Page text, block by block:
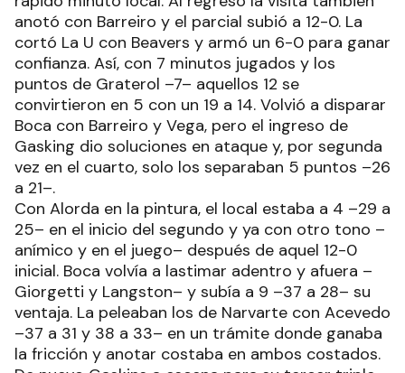
anotó con Barreiro y el parcial subió a 12-0. La
cortó La U con Beavers y armó un 6-0 para ganar
confianza. Así, con 7 minutos jugados y los
puntos de Graterol –7– aquellos 12 se
convirtieron en 5 con un 19 a 14. Volvió a disparar
Boca con Barreiro y Vega, pero el ingreso de
Gasking dio soluciones en ataque y, por segunda
vez en el cuarto, solo los separaban 5 puntos –26
a 21–.
Con Alorda en la pintura, el local estaba a 4 –29 a
25– en el inicio del segundo y ya con otro tono –
anímico y en el juego– después de aquel 12-0
inicial. Boca volvía a lastimar adentro y afuera –
Giorgetti y Langston– y subía a 9 –37 a 28– su
ventaja. La peleaban los de Narvarte con Acevedo
–37 a 31 y 38 a 33– en un trámite donde ganaba
la fricción y anotar costaba en ambos costados.